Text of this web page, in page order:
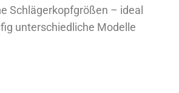
Schlägerkopfgrößen – ideal
unterschiedliche Modelle